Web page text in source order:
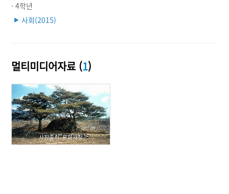
· 4학년
▶ 사회(2015)
멀티미디어자료 (1)
사진출처: 문화재청